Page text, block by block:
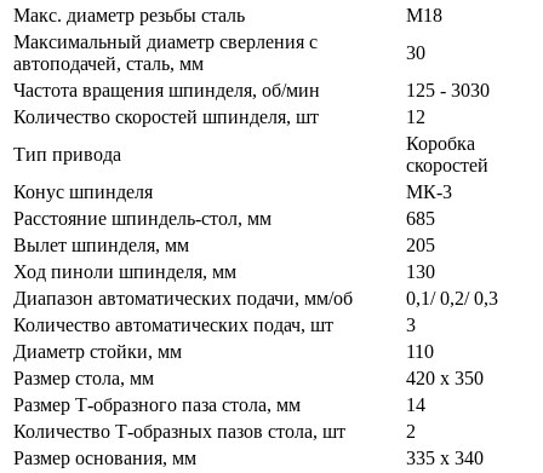
Макс. диаметр резьбы сталь
М18
Максимальный диаметр сверления с
автоподачей, сталь, мм
30
Частота вращения шпинделя, об/мин
125 - 3030
Количество скоростей шпинделя, шт
12
Тип привода
Коробка
скоростей
Конус шпинделя
МК-3
Расстояние шпиндель-стол, мм
685
Вылет шпинделя, мм
205
Ход пиноли шпинделя, мм
130
Диапазон автоматических подачи, мм/об
0,1/ 0,2/ 0,3
Количество автоматических подач, шт
3
Диаметр стойки, мм
110
Размер стола, мм
420 x 350
Размер Т-образного паза стола, мм
14
Количество Т-образных пазов стола, шт
2
Размер основания, мм
335 x 340